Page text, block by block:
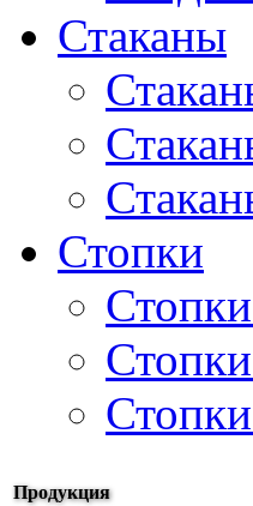
Стаканы
Стопки
Продукция